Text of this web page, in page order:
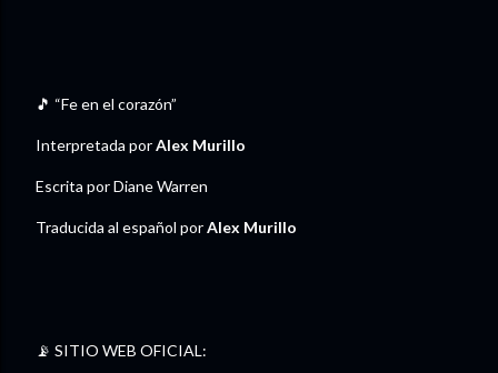
🎵 “Fe en el corazón”
Interpretada porAlex Murillo
Escrita por Diane Warren
Traducida al español porAlex Murillo
📡 SITIO WEB OFICIAL: